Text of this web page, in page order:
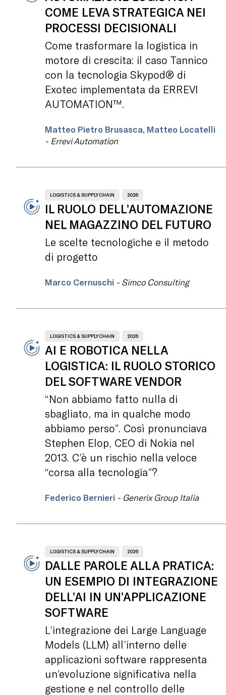
COME LEVA STRATEGICA NEI
PROCESSI DECISIONALI
Come trasformare la logistica in
motore di crescita: il caso Tannico
con la tecnologia Skypod® di
Exotec implementata da ERREVI
AUTOMATION™.
Matteo Pietro Brusasca, Matteo Locatelli
- Errevi Automation
LOGISTICS & SUPPLY CHAIN 2026
IL RUOLO DELL’AUTOMAZIONE
NEL MAGAZZINO DEL FUTURO
Le scelte tecnologiche e il metodo
di progetto
Marco Cernuschi - Simco Consulting
LOGISTICS & SUPPLY CHAIN 2026
AI E ROBOTICA NELLA
LOGISTICA: IL RUOLO STORICO
DEL SOFTWARE VENDOR
“Non abbiamo fatto nulla di
sbagliato, ma in qualche modo
abbiamo perso”. Così pronunciava
Stephen Elop, CEO di Nokia nel
2013. C’è un rischio nella veloce
“corsa alla tecnologia”?
Federico Bernieri - Generix Group Italia
LOGISTICS & SUPPLY CHAIN 2026
DALLE PAROLE ALLA PRATICA:
UN ESEMPIO DI INTEGRAZIONE
DELL’AI IN UN’APPLICAZIONE
SOFTWARE
L’integrazione dei Large Language
Models (LLM) all’interno delle
applicazioni software rappresenta
un’evoluzione significativa nella
gestione e nel controllo delle